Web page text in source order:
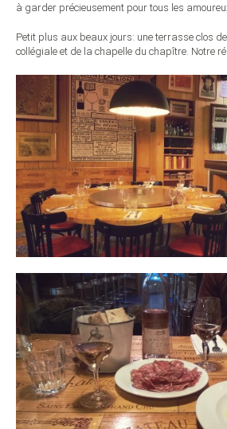
à garder précieusement pour tous les
Petit plus aux beaux jours: une terrasse clos
collégiale et de la chapelle du chapître. Notre